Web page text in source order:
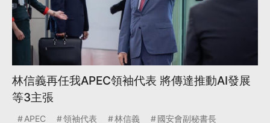
林信義再任我APEC領袖代表 將傳達推動AI發展
等3主張
APEC 領袖代表 林信義 國安會副秘書長